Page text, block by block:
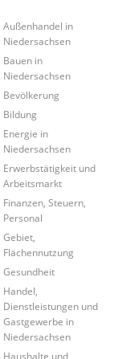
Außenhandel in
Niedersachsen
Bauen in
Niedersachsen
Bevölkerung
Bildung
Energie in
Niedersachsen
Erwerbstätigkeit und
Arbeitsmarkt
Finanzen, Steuern,
Personal
Gebiet,
Flächennutzung
Gesundheit
Handel,
Dienstleistungen und
Gastgewerbe in
Niedersachsen
Haushalte und